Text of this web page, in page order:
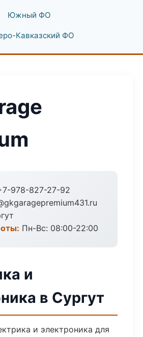
Южный ФО
Кавказский ФО
978-827-27-92
Пн-Вс: 08:00-22:00
и
в Сургут
и электроника для